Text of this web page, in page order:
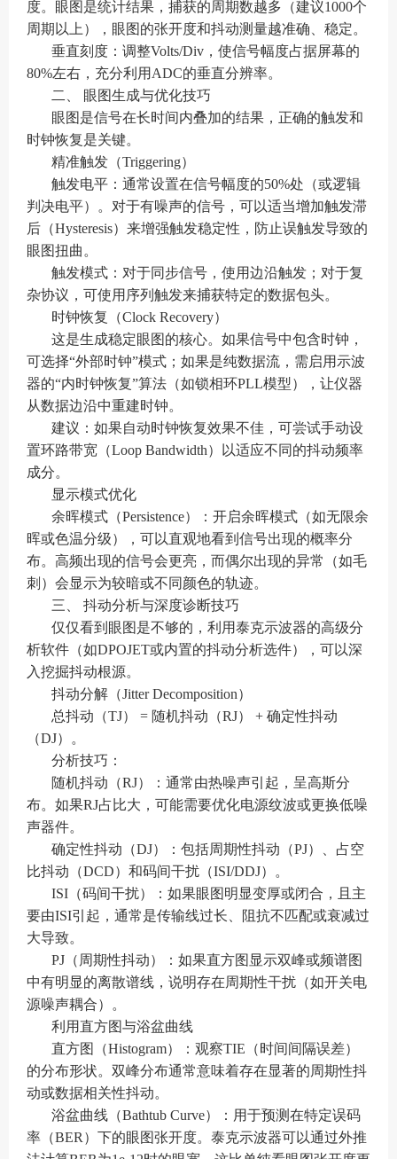
度。眼图是统计结果，捕获的周期数越多（建议1000个
周期以上），眼图的张开度和抖动测量越准确、稳定。
垂直刻度：调整Volts/Div，使信号幅度占据屏幕的
80%左右，充分利用ADC的垂直分辨率。
二、 眼图生成与优化技巧
眼图是信号在长时间内叠加的结果，正确的触发和
时钟恢复是关键。
精准触发（Triggering）
触发电平：通常设置在信号幅度的50%处（或逻辑
判决电平）。对于有噪声的信号，可以适当增加触发滞
后（Hysteresis）来增强触发稳定性，防止误触发导致的
眼图扭曲。
触发模式：对于同步信号，使用边沿触发；对于复
杂协议，可使用序列触发来捕获特定的数据包头。
时钟恢复（Clock Recovery）
这是生成稳定眼图的核心。如果信号中包含时钟，
可选择“外部时钟”模式；如果是纯数据流，需启用示波
器的“内时钟恢复”算法（如锁相环PLL模型），让仪器
从数据边沿中重建时钟。
建议：如果自动时钟恢复效果不佳，可尝试手动设
置环路带宽（Loop Bandwidth）以适应不同的抖动频率
成分。
显示模式优化
余晖模式（Persistence）：开启余晖模式（如无限余
晖或色温分级），可以直观地看到信号出现的概率分
布。高频出现的信号会更亮，而偶尔出现的异常（如毛
刺）会显示为较暗或不同颜色的轨迹。
三、 抖动分析与深度诊断技巧
仅仅看到眼图是不够的，利用泰克示波器的高级分
析软件（如DPOJET或内置的抖动分析选件），可以深
入挖掘抖动根源。
抖动分解（Jitter Decomposition）
总抖动（TJ） = 随机抖动（RJ） + 确定性抖动
（DJ）。
分析技巧：
随机抖动（RJ）：通常由热噪声引起，呈高斯分
布。如果RJ占比大，可能需要优化电源纹波或更换低噪
声器件。
确定性抖动（DJ）：包括周期性抖动（PJ）、占空
比抖动（DCD）和码间干扰（ISI/DDJ）。
ISI（码间干扰）：如果眼图明显变厚或闭合，且主
要由ISI引起，通常是传输线过长、阻抗不匹配或衰减过
大导致。
PJ（周期性抖动）：如果直方图显示双峰或频谱图
中有明显的离散谱线，说明存在周期性干扰（如开关电
源噪声耦合）。
利用直方图与浴盆曲线
直方图（Histogram）：观察TIE（时间间隔误差）
的分布形状。双峰分布通常意味着存在显著的周期性抖
动或数据相关性抖动。
浴盆曲线（Bathtub Curve）：用于预测在特定误码
率（BER）下的眼图张开度。泰克示波器可以通过外推